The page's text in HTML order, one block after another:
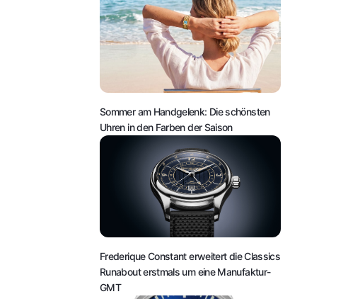
Sommer am Handgelenk: Die schönsten
Uhren in den Farben der Saison
Frederique Constant erweitert die Classics
Runabout erstmals um eine Manufaktur-
GMT